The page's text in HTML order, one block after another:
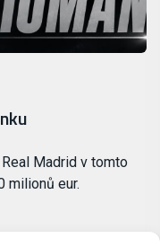
Madrid v tomto
milionů eur.